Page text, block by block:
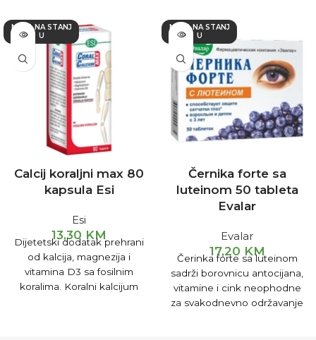
NEMA NA STANJ
U
Calcij koraljni max 80
kapsula Esi
Esi
13,30 KM
Dijetetski dodatak prehrani
od kalcija, magnezija i
vitamina D3 sa fosilnim
koralima. Koralni kalcijum
NEMA NA STANJ
U
Černika forte sa
luteinom 50 tableta
Evalar
Evalar
17,20 KM
Čerinka forte sa luteinom
sadrži borovnicu antocijana,
vitamine i cink neophodne
za svakodnevno održavanje